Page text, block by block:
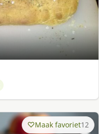
Maak favoriet12